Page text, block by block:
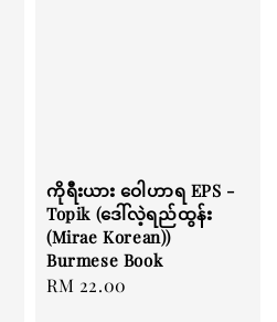
ကိုရီးယား ဝေါဟာရ EPS -
Topik (ဒေါ်လဲ့ရည်ထွန်း
(Mirae Korean))
Burmese Book
Regular
RM 22.00